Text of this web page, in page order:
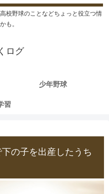
校野球のことなどちょっと役立つ情
も。
ログ
少年野球
習
の子を出産したうち